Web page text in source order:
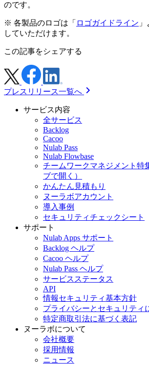
のです。
※ 各製品のロゴは「 ロゴガイドライン
していただけます。
この記事をシェアする
プレスリリース一覧へ
サービス内容
全サービス
Backlog
Cacoo
Nulab Pass
Nulab Flowbase
チームワークマネジメント特
ブで開く）
かんたん見積もり
ヌーラボアカウント
導入事例
セキュリティチェックシート
サポート
Nulab Apps サポート
Backlog ヘルプ
Cacoo ヘルプ
Nulab Pass ヘルプ
サービスステータス
API
情報セキュリティ基本方針
プライバシーとセキュリティ
特定商取引法に基づく表記
ヌーラボについて
会社概要
採用情報
ニュース